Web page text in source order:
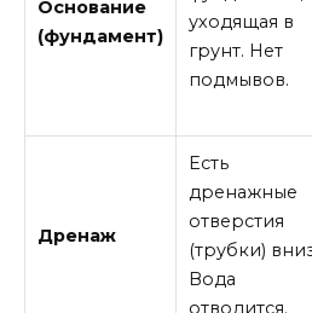
Основание
(фундамент)
уходящая в
грунт. Нет
подмывов.
Дренаж
Есть
дренажные
отверстия
(трубки)
Вода
отводится.